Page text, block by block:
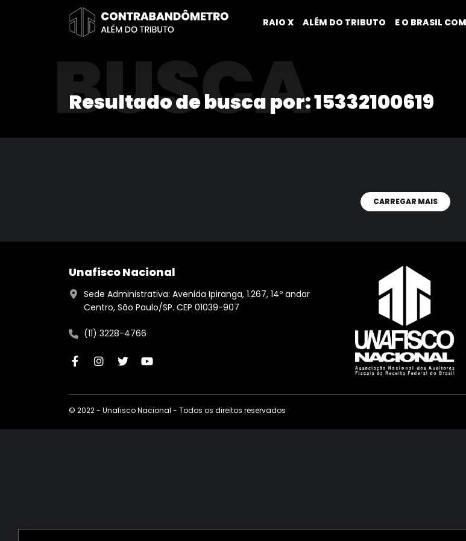
RAIO X ALÉM DO TRIBUTO E O BRASIL
BUSCA
Resultado de busca por:15332100619
CARREGAR MAIS
Unafisco Nacional
Sede Administrativa: Avenida Ipiranga, 1.267, 14º andar
Centro, São Paulo/SP. CEP 01039-907
(11) 3228-4766
© 2022 - Unafisco Nacional - Todos os direitos reservados